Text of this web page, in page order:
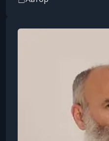
решаемая! И я за то,
самооценке. Для
поэтому всё
быстро при